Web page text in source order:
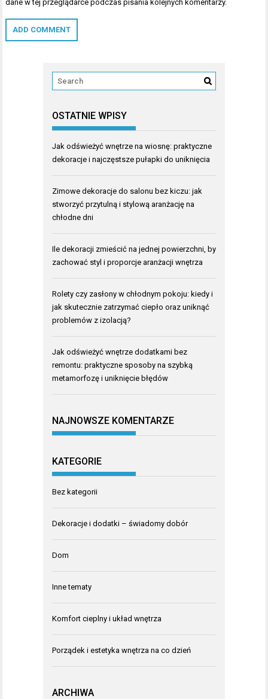
dane w tej przeglądarce podczas pisania kolejnych komentarzy.
OSTATNIE WPISY
Jak odświeżyć wnętrze na wiosnę: praktyczne
dekoracje i najczęstsze pułapki do uniknięcia
Zimowe dekoracje do salonu bez kiczu: jak
stworzyć przytulną i stylową aranżację na
chłodne dni
Ile dekoracji zmieścić na jednej powierzchni, by
zachować styl i proporcje aranżacji wnętrza
Rolety czy zasłony w chłodnym pokoju: kiedy i
jak skutecznie zatrzymać ciepło oraz uniknąć
problemów z izolacją?
Jak odświeżyć wnętrze dodatkami bez
remontu: praktyczne sposoby na szybką
metamorfozę i uniknięcie błędów
NAJNOWSZE KOMENTARZE
KATEGORIE
Bez kategorii
Dekoracje i dodatki – świadomy dobór
Dom
Inne tematy
Komfort cieplny i układ wnętrza
Porządek i estetyka wnętrza na co dzień
ARCHIWA